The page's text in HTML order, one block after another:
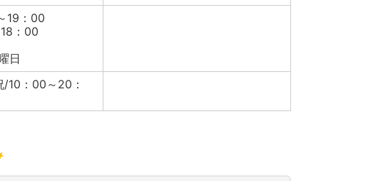
19：00
：00
日
10：00～20：